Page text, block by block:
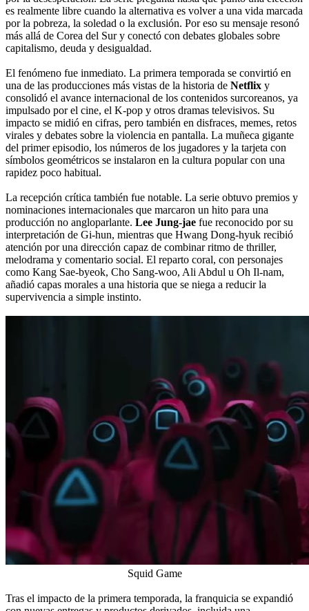
es realmente libre cuando la alternativa es volver a una vida marcada
por la pobreza, la soledad o la exclusión. Por eso su mensaje resonó
más allá de Corea del Sur y conectó con debates globales sobre
capitalismo, deuda y desigualdad.
El fenómeno fue inmediato. La primera temporada se convirtió en
una de las producciones más vistas de la historia de Netflix y
consolidó el avance internacional de los contenidos surcoreanos, ya
impulsado por el cine, el K-pop y otros dramas televisivos. Su
impacto se midió en cifras, pero también en disfraces, memes, retos
virales y debates sobre la violencia en pantalla. La muñeca gigante
del primer episodio, los números de los jugadores y la tarjeta con
símbolos geométricos se instalaron en la cultura popular con una
rapidez poco habitual.
La recepción crítica también fue notable. La serie obtuvo premios y
nominaciones internacionales que marcaron un hito para una
producción no angloparlante. Lee Jung-jae fue reconocido por su
interpretación de Gi-hun, mientras que Hwang Dong-hyuk recibió
atención por una dirección capaz de combinar ritmo de thriller,
melodrama y comentario social. El reparto coral, con personajes
como Kang Sae-byeok, Cho Sang-woo, Ali Abdul u Oh Il-nam,
añadió capas morales a una historia que se niega a reducir la
supervivencia a simple instinto.
Squid Game
Tras el impacto de la primera temporada, la franquicia se expandió